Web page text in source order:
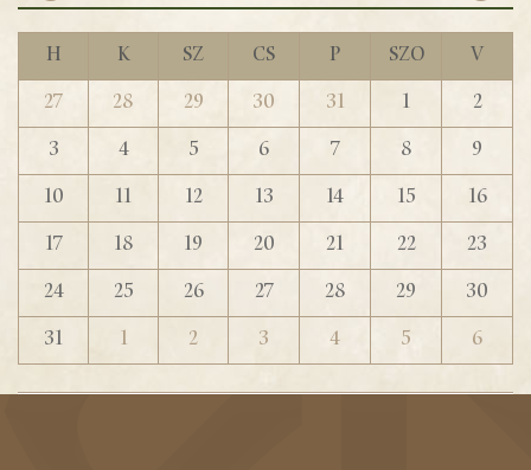
H K Sz Cs P Szo
V
27
28 29 30 31 1
2
3
4 5 6 7 8
9
10
11 12 13 14 15
16
17
18 19 20 21 22
23
24
25 26 27 28 29
30
31
1 2 3 4 5 6